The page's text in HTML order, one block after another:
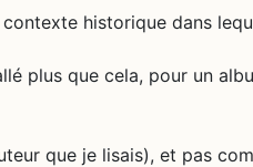
historique dans
plus que cela, pour un
que je lisais), et pas